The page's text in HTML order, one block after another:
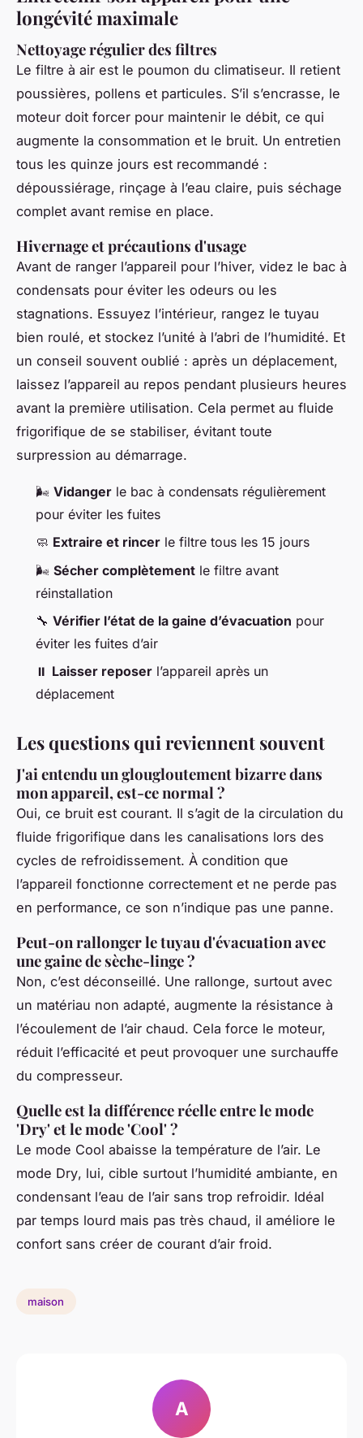
longévité maximale
Nettoyage régulier des filtres
Le filtre à air est le poumon du climatiseur. Il retient
poussières, pollens et particules. S’il s’encrasse, le
moteur doit forcer pour maintenir le débit, ce qui
augmente la consommation et le bruit. Un entretien
tous les quinze jours est recommandé :
dépoussiérage, rinçage à l’eau claire, puis séchage
complet avant remise en place.
Hivernage et précautions d'usage
Avant de ranger l’appareil pour l’hiver, videz le bac à
condensats pour éviter les odeurs ou les
stagnations. Essuyez l’intérieur, rangez le tuyau
bien roulé, et stockez l’unité à l’abri de l’humidité. Et
un conseil souvent oublié : après un déplacement,
laissez l’appareil au repos pendant plusieurs heures
avant la première utilisation. Cela permet au fluide
frigorifique de se stabiliser, évitant toute
surpression au démarrage.
🌬️ Vidanger le bac à condensats régulièrement
pour éviter les fuites
🧼 Extraire et rincer le filtre tous les 15 jours
🌬️ Sécher complètement le filtre avant
réinstallation
🔧 Vérifier l’état de la gaine d’évacuation pour
éviter les fuites d’air
⏸️ Laisser reposer l’appareil après un
déplacement
Les questions qui reviennent souvent
J'ai entendu un glougloutement bizarre dans
mon appareil, est-ce normal ?
Oui, ce bruit est courant. Il s’agit de la circulation du
fluide frigorifique dans les canalisations lors des
cycles de refroidissement. À condition que
l’appareil fonctionne correctement et ne perde pas
en performance, ce son n’indique pas une panne.
Peut-on rallonger le tuyau d'évacuation avec
une gaine de sèche-linge ?
Non, c’est déconseillé. Une rallonge, surtout avec
un matériau non adapté, augmente la résistance à
l’écoulement de l’air chaud. Cela force le moteur,
réduit l’efficacité et peut provoquer une surchauffe
du compresseur.
Quelle est la différence réelle entre le mode
'Dry' et le mode 'Cool' ?
Le mode Cool abaisse la température de l’air. Le
mode Dry, lui, cible surtout l’humidité ambiante, en
condensant l’eau de l’air sans trop refroidir. Idéal
par temps lourd mais pas très chaud, il améliore le
confort sans créer de courant d’air froid.
maison
A